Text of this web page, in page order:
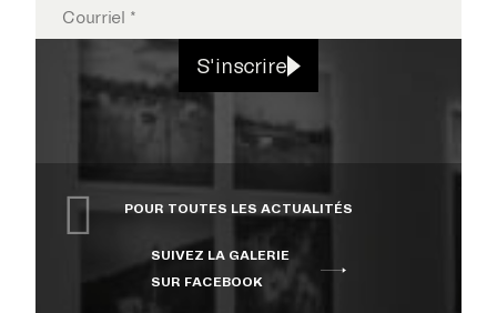
À PROPOS
NOUS JOINDRE
CENTRE CULTUREL DE
L’UNIVERSITÉ DE
SHERBROOKE
S'inscrire
POUR TOUTES LES ACTUALITÉS
SUIVEZ LA GALERIE
SUR FACEBOOK